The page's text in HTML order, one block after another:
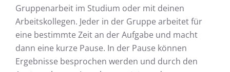
Gruppenarbeit im Studium oder mit deinen
Arbeitskollegen. Jeder in der Gruppe arbeitet für
eine bestimmte Zeit an der Aufgabe und macht
dann eine kurze Pause. In der Pause können
Ergebnisse besprochen werden und durch den